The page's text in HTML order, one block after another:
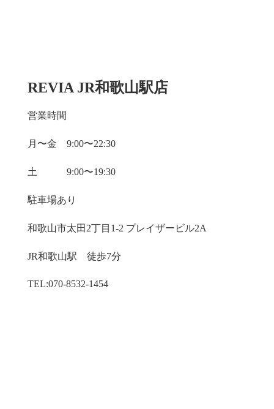
REVIA JR和歌山駅店
営業時間
月〜金 9:00〜22:30
土 9:00〜19:30
駐車場あり
和歌山市太田2丁目1-2 プレイザービル2A
JR和歌山駅 徒歩7分
TEL:070-8532-1454